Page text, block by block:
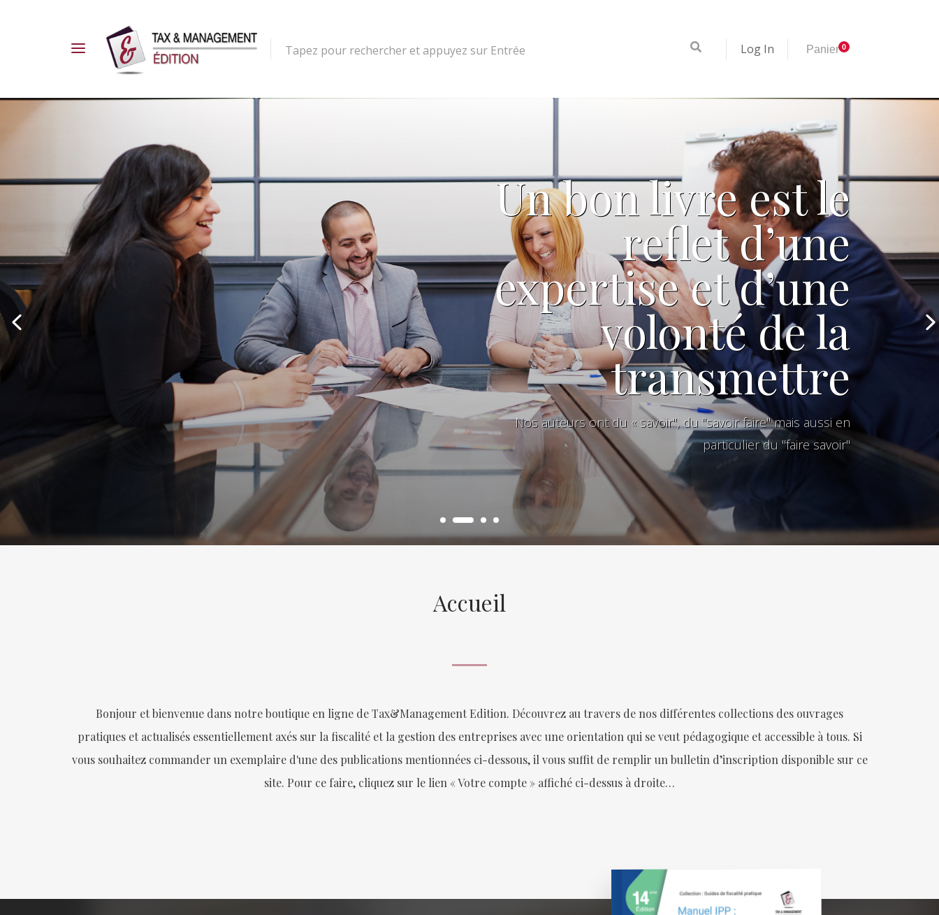
Tapez pour rechercher et appuyez sur Entrée Log In Panier0
Un bon livre est le
reflet d’une
expertise et d’une
volonté de la
transmettre
Nos auteurs ont du « savoir", du "savoir faire" mais aussi en
particulier du "faire savoir"
Accueil
Bonjour et bienvenue dans notre boutique en ligne de Tax&Management Edition. Découvrez au travers de nos différentes collections des ouvrages
pratiques et actualisés essentiellement axés sur la fiscalité et la gestion des entreprises avec une orientation qui se veut pédagogique et accessible à tous. Si
vous souhaitez commander un exemplaire d'une des publications mentionnées ci-dessous, il vous suffit de remplir un bulletin d’inscription disponible sur ce
site. Pour ce faire, cliquez sur le lien « Votre compte » affiché ci-dessus à droite…